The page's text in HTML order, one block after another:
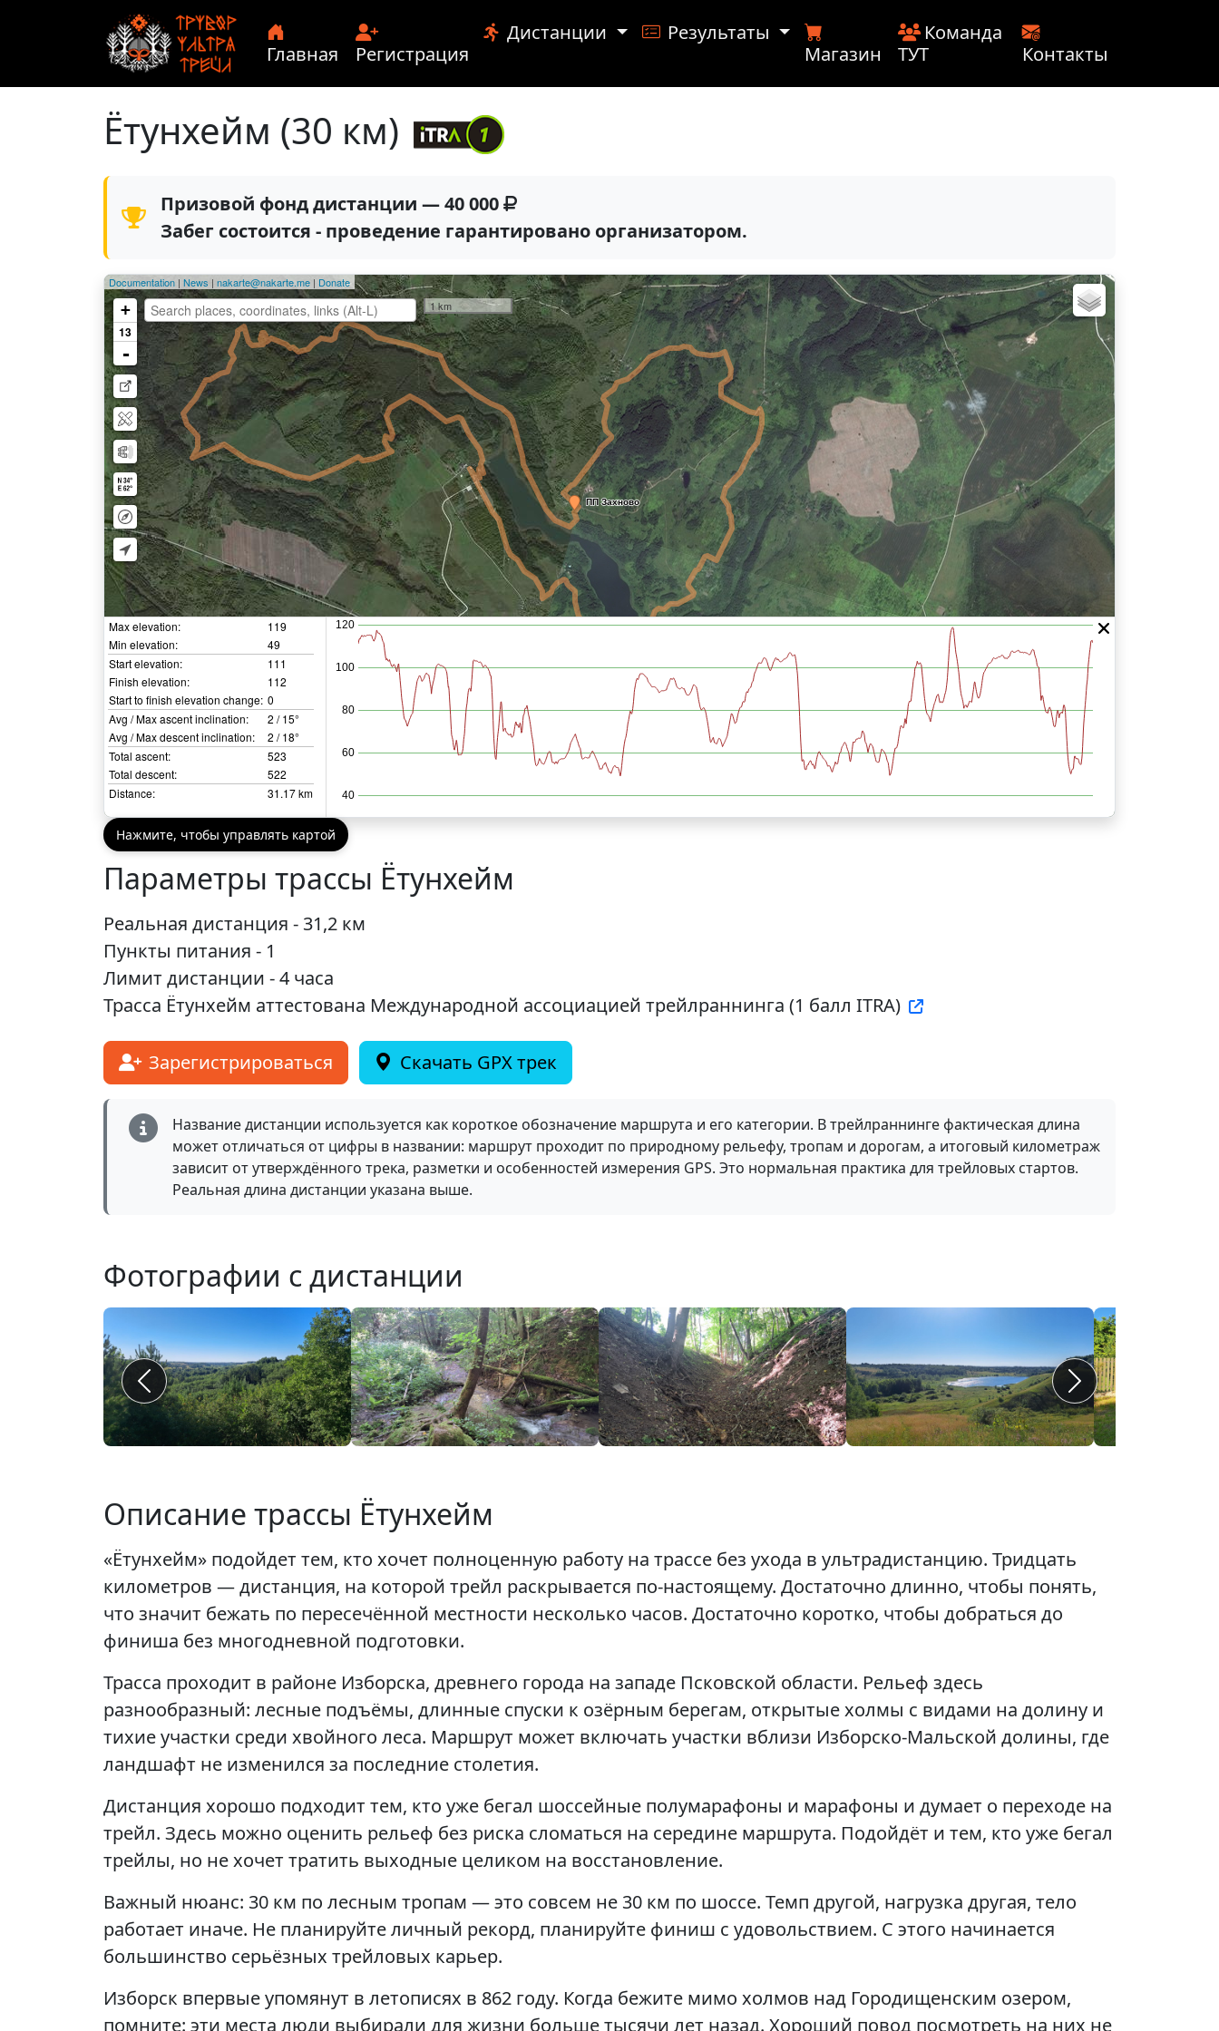
Главная Регистрация
Дистанции
Результаты
Магазин
Команда
ТУТ
Контакты
Ётунхейм (30 км)
Призовой фонд дистанции — 40 000
Забег состоится - проведение гарантировано организатором.
Нажмите, чтобы управлять картой
Параметры трассы Ётунхейм
Реальная дистанция - 31,2 км
Пункты питания - 1
Лимит дистанции - 4 часа
Трасса Ётунхейм аттестована Международной ассоциацией трейлраннинга (1 балл ITRA)
Зарегистрироваться Скачать GPX трек
Название дистанции используется как короткое обозначение маршрута и его категории. В трейлраннинге фактическая длина
может отличаться от цифры в названии: маршрут проходит по природному рельефу, тропам и дорогам, а итоговый километраж
зависит от утверждённого трека, разметки и особенностей измерения GPS. Это нормальная практика для трейловых стартов.
Реальная длина дистанции указана выше.
Фотографии с дистанции
Описание трассы Ётунхейм
«Ётунхейм» подойдет тем, кто хочет полноценную работу на трассе без ухода в ультрадистанцию. Тридцать
километров — дистанция, на которой трейл раскрывается по-настоящему. Достаточно длинно, чтобы понять,
что значит бежать по пересечённой местности несколько часов. Достаточно коротко, чтобы добраться до
финиша без многодневной подготовки.
Трасса проходит в районе Изборска, древнего города на западе Псковской области. Рельеф здесь
разнообразный: лесные подъёмы, длинные спуски к озёрным берегам, открытые холмы с видами на долину и
тихие участки среди хвойного леса. Маршрут может включать участки вблизи Изборско-Мальской долины, где
ландшафт не изменился за последние столетия.
Дистанция хорошо подходит тем, кто уже бегал шоссейные полумарафоны и марафоны и думает о переходе на
трейл. Здесь можно оценить рельеф без риска сломаться на середине маршрута. Подойдёт и тем, кто уже бегал
трейлы, но не хочет тратить выходные целиком на восстановление.
Важный нюанс: 30 км по лесным тропам — это совсем не 30 км по шоссе. Темп другой, нагрузка другая, тело
работает иначе. Не планируйте личный рекорд, планируйте финиш с удовольствием. С этого начинается
большинство серьёзных трейловых карьер.
Изборск впервые упомянут в летописях в 862 году. Когда бежите мимо холмов над Городищенским озером,
помните: эти места люди выбирали для жизни больше тысячи лет назад. Хороший повод посмотреть на них не